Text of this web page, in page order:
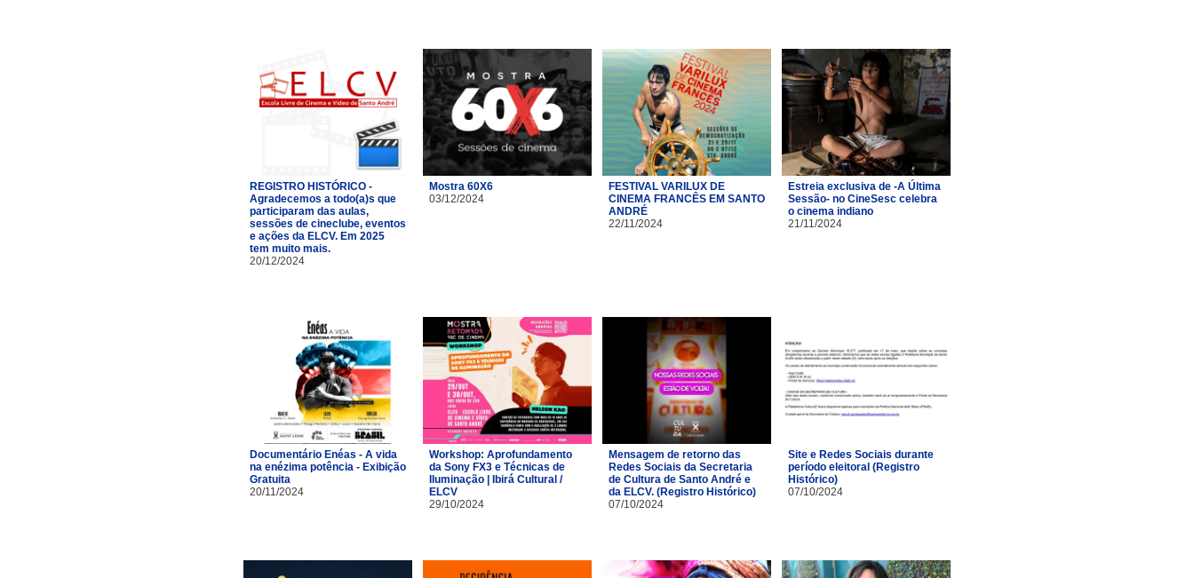
REGISTRO HISTÓRICO -
Agradecemos a todo(a)s que
participaram das aulas,
sessões de cineclube, eventos
e ações da ELCV. Em 2025
tem muito mais.
20/12/2024
Mostra 60X6
03/12/2024
FESTIVAL VARILUX DE
CINEMA FRANCÊS EM SANTO
ANDRÉ
22/11/2024
Estreia exclusiva de -A Última
Sessão- no CineSesc celebra
o cinema indiano
21/11/2024
Documentário Enéas - A vida
na enézima potência - Exibição
Gratuita
20/11/2024
Workshop: Aprofundamento
da Sony FX3 e Técnicas de
Iluminação | Ibirá Cultural /
ELCV
29/10/2024
Mensagem de retorno das
Redes Sociais da Secretaria
de Cultura de Santo André e
da ELCV. (Registro Histórico)
07/10/2024
Site e Redes Sociais durante
período eleitoral (Registro
Histórico)
07/10/2024